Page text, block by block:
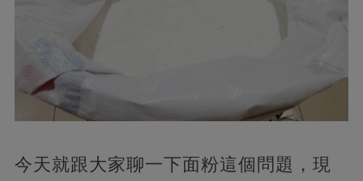
今天就跟大家聊一下面粉這個問題，現